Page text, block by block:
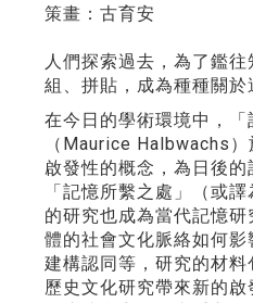
策畫：古育安
人們探索過去，為了鑑
組、拼貼，成為種種關於
在今日的學術環境中，
（Maurice Halbwachs
啟發性的概念，為日後
「記憶所繫之處」（或
的研究也成為當代記憶
體的社會文化脈絡如何
建構認同等，研究的材
歷史文化研究帶來新的